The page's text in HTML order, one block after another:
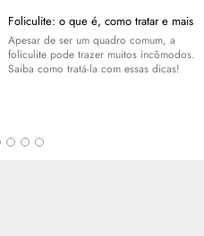
Foliculite: o que é, como tratar e mais
Apesar de ser um quadro comum, a
foliculite pode trazer muitos incômodos.
Saiba como tratá-la com essas dicas!